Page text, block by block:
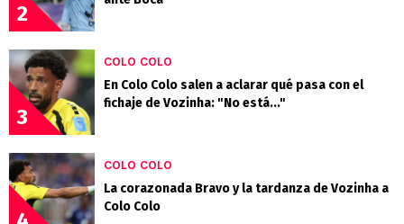
2
3
COLO COLO
En Colo Colo salen a aclarar qué pasa con el
fichaje de Vozinha: "No está..."
COLO COLO
La corazonada Bravo y la tardanza de Vozinha a
Colo Colo